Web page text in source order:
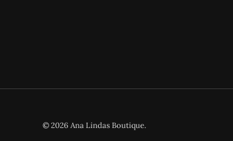
© 2026 Ana Lindas Boutique.